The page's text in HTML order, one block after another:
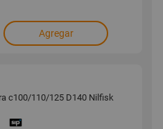
Agregar
c100/110/125 D140 Nilfisk